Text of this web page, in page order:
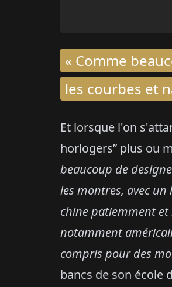
« Comme
les courbes et
Et lorsque l'on
horlogers” plus ou
beaucoup de
les montres, avec
chine patiemment
notamment
compris pour des
bancs de son école